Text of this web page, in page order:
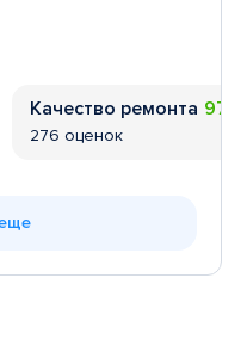
Качество ремонта
276 оценок